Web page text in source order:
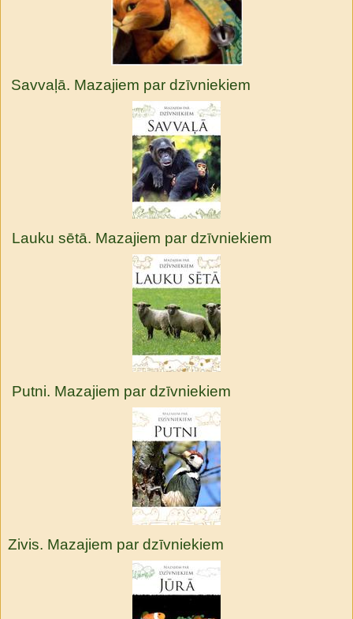
Savvaļā. Mazajiem par dzīvniekiem
Lauku sētā. Mazajiem par dzīvniekiem
Putni. Mazajiem par dzīvniekiem
Zivis. Mazajiem par dzīvniekiem